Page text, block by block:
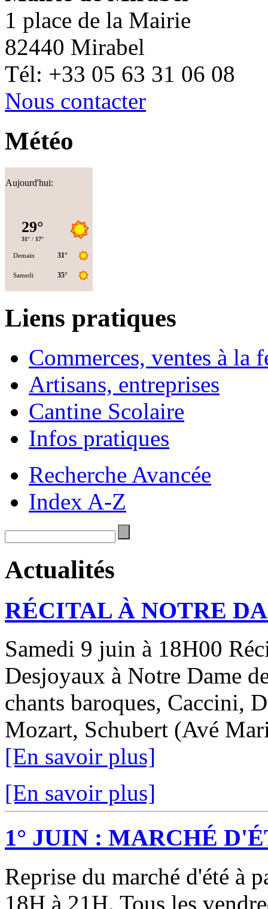
1 place de la Mairie
82440 Mirabel
Tél: +33 05 63 31 06 08
Nous contacter
Météo
Aujourd'hui:
Liens pratiques
Commerces, ventes à la
Artisans, entreprises
Cantine Scolaire
Infos pratiques
Recherche Avancée
Index A-Z
Actualités
RÉCITAL À NOTRE
Samedi 9 juin à 18H00
Desjoyaux à Notre Dame
chants baroques, Caccini,
Mozart, Schubert (Avé
[En savoir plus]
[En savoir plus]
1° JUIN : MARCHÉ
Reprise du marché d'été à
18H à 21H. Tous les